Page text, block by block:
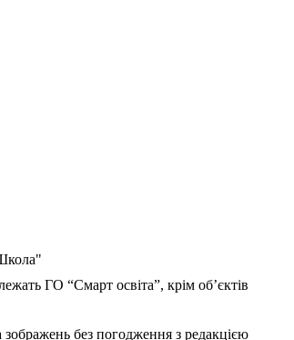
ГО “Смарт освіта”, крім об’єктів
без погодження з редакцією